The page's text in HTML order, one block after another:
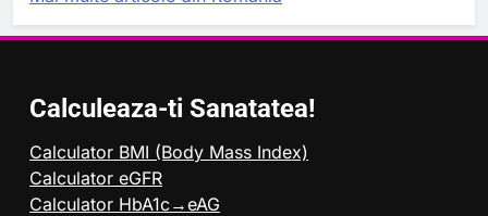
Calculeaza-ti Sanatatea!
Calculator BMI (Body Mass Index)
Calculator eGFR
Calculator HbA1c→eAG